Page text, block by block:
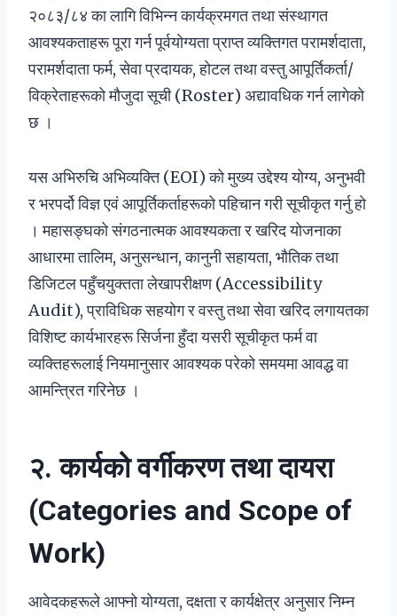
२०८३/८४ का लागि विभिन्न कार्यक्रमगत तथा संस्थागत
आवश्यकताहरू पूरा गर्न पूर्वयोग्यता प्राप्त व्यक्तिगत परामर्शदाता,
परामर्शदाता फर्म, सेवा प्रदायक, होटल तथा वस्तु आपूर्तिकर्ता/
विक्रेताहरूको मौजुदा सूची (Roster) अद्यावधिक गर्न लागेको
छ ।
यस अभिरुचि अभिव्यक्ति (EOI) को मुख्य उद्देश्य योग्य, अनुभवी
र भरपर्दो विज्ञ एवं आपूर्तिकर्ताहरूको पहिचान गरी सूचीकृत गर्नु हो
। महासङ्घको संगठनात्मक आवश्यकता र खरिद योजनाका
आधारमा तालिम, अनुसन्धान, कानुनी सहायता, भौतिक तथा
डिजिटल पहुँचयुक्तता लेखापरीक्षण (Accessibility
Audit), प्राविधिक सहयोग र वस्तु तथा सेवा खरिद लगायतका
विशिष्ट कार्यभारहरू सिर्जना हुँदा यसरी सूचीकृत फर्म वा
व्यक्तिहरूलाई नियमानुसार आवश्यक परेको समयमा आवद्ध वा
आमन्त्रित गरिनेछ ।
२. कार्यको वर्गीकरण तथा दायरा
(Categories and Scope of
Work)
आवेदकहरूले आफ्नो योग्यता, दक्षता र कार्यक्षेत्र अनुसार निम्न